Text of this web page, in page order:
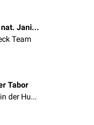
Dr. rer. nat. Janica Nolte
Team
Tabor
Student/in der Humanmedizin